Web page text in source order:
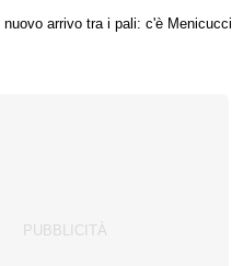
nuovo arrivo tra i pali: c'è Menicucci